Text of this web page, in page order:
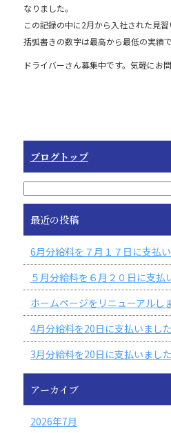
なりました。
この記録の中に2月から入社された見習
括弧書きの数字は最高から最低の実績で
ドライバーさん募集中です。気軽にお
ブログトップ
最近の投稿
6月分給料を７月１７日に支払い
５月分給料を６月２０日に支払
ホームページをリニューアルし
4月分給料を20日に支払いました
3月分給料を20日に支払いました
アーカイブ
2026年7月